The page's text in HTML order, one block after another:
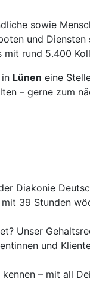
sowie
und
rund 5.400
in Lünen eine
– gerne zum
Diakonie
39 Stunden
Unser
und
– mit all